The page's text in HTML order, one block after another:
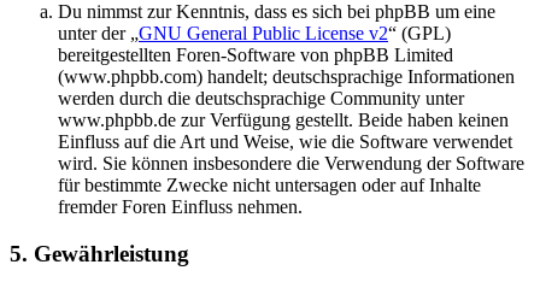
Du nimmst zur Kenntnis, dass es sich bei phpBB um eine
unter der „GNU General Public License v2“ (GPL)
bereitgestellten Foren-Software von phpBB Limited
(www.phpbb.com) handelt; deutschsprachige Informationen
werden durch die deutschsprachige Community unter
www.phpbb.de zur Verfügung gestellt. Beide haben keinen
Einfluss auf die Art und Weise, wie die Software verwendet
wird. Sie können insbesondere die Verwendung der Software
für bestimmte Zwecke nicht untersagen oder auf Inhalte
fremder Foren Einfluss nehmen.
5. Gewährleistung